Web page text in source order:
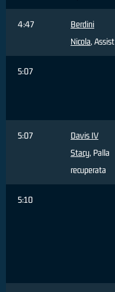
4:47
Berdini
Nicola, Assist
5:07
5:07
Davis IV
Stacy, Palla
recuperata
5:10